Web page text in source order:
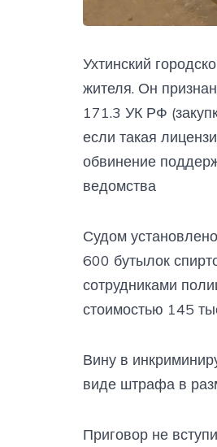
Ухтинский
жителя. Он
171.3 УК РФ
если такая
обвинение
ведомства
Судом
600 бутылок
сотрудниками
стоимостью 145
Вину в
виде штрафа в
Приговор не